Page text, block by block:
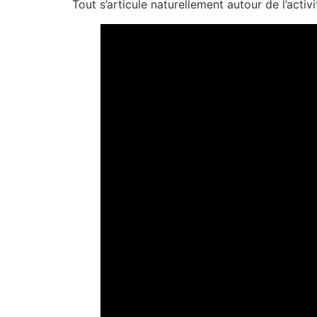
Tout s’articule naturellement autour de